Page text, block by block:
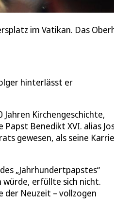
im Vatikan. Das
hinterlässt er
Kirchengeschichte,
Benedikt XVI. alias
gewesen, als seine
„Jahrhundertpapstes“
würde, erfüllte sich nicht.
Neuzeit – vollzogen